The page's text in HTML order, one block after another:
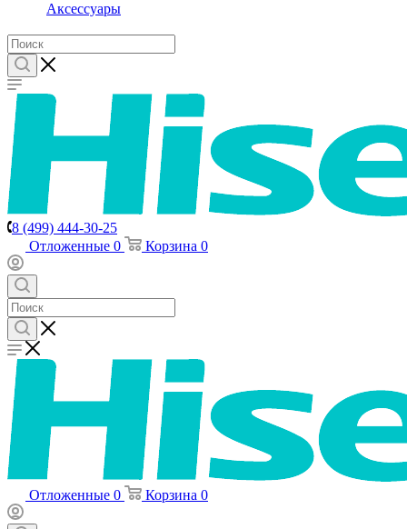
Аксессуары
8 (499) 444-30-25
Отложенные 0 Корзина 0
Отложенные 0 Корзина 0